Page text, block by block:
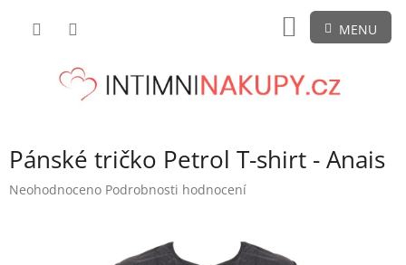
NÁKUPNÍ
KOŠÍK
Pánské tričko Petrol T-shirt - Anais
Průměrné
Neohodnoceno Podrobnosti hodnocení